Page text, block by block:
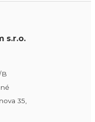
s.r.o.
B
35,